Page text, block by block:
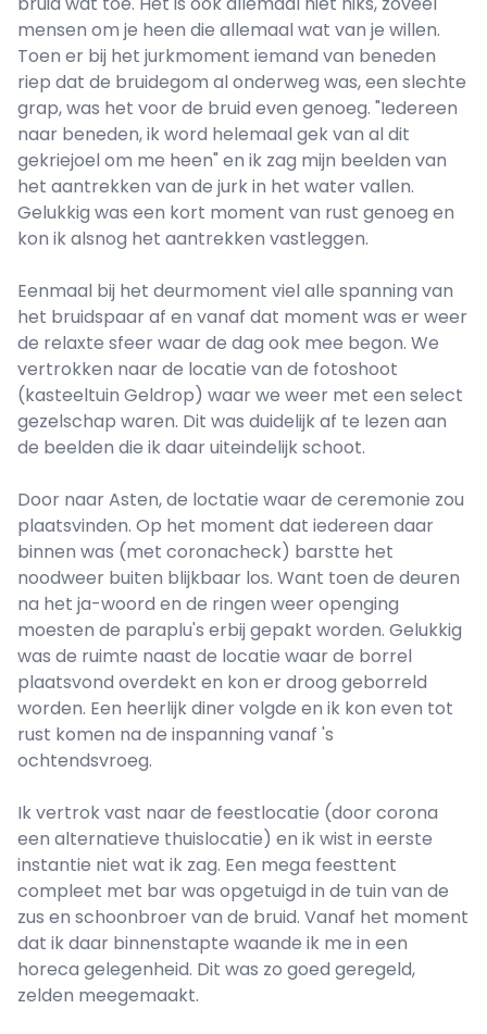
mensen om je heen die allemaal wat van je willen.
Toen er bij het jurkmoment iemand van beneden
riep dat de bruidegom al onderweg was, een slechte
grap, was het voor de bruid even genoeg. "Iedereen
naar beneden, ik word helemaal gek van al dit
gekriejoel om me heen" en ik zag mijn beelden van
het aantrekken van de jurk in het water vallen.
Gelukkig was een kort moment van rust genoeg en
kon ik alsnog het aantrekken vastleggen.
Eenmaal bij het deurmoment viel alle spanning van
het bruidspaar af en vanaf dat moment was er weer
de relaxte sfeer waar de dag ook mee begon. We
vertrokken naar de locatie van de fotoshoot
(kasteeltuin Geldrop) waar we weer met een select
gezelschap waren. Dit was duidelijk af te lezen aan
de beelden die ik daar uiteindelijk schoot.
Door naar Asten, de loctatie waar de ceremonie zou
plaatsvinden. Op het moment dat iedereen daar
binnen was (met coronacheck) barstte het
noodweer buiten blijkbaar los. Want toen de deuren
na het ja-woord en de ringen weer openging
moesten de paraplu's erbij gepakt worden. Gelukkig
was de ruimte naast de locatie waar de borrel
plaatsvond overdekt en kon er droog geborreld
worden. Een heerlijk diner volgde en ik kon even tot
rust komen na de inspanning vanaf 's
ochtendsvroeg.
Ik vertrok vast naar de feestlocatie (door corona
een alternatieve thuislocatie) en ik wist in eerste
instantie niet wat ik zag. Een mega feesttent
compleet met bar was opgetuigd in de tuin van de
zus en schoonbroer van de bruid. Vanaf het moment
dat ik daar binnenstapte waande ik me in een
horeca gelegenheid. Dit was zo goed geregeld,
zelden meegemaakt.